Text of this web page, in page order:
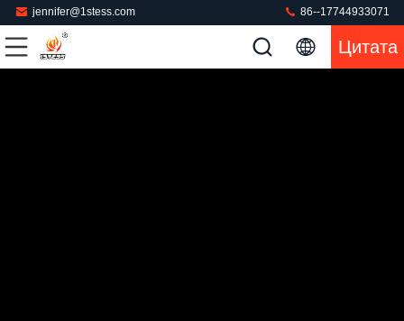
jennifer@1stess.com 86--17744933071
Цитата